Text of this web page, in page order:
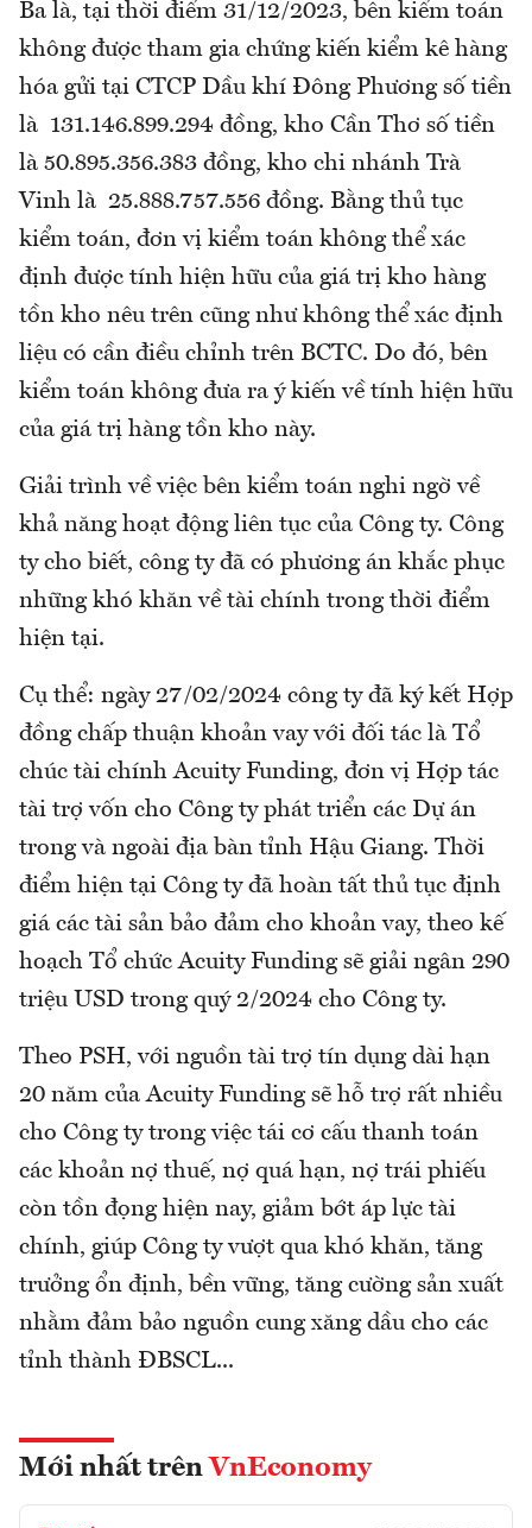
Ba là, tại thời điểm 31/12/2023, bên kiểm toán
không được tham gia chứng kiến kiểm kê hàng
hóa gửi tại CTCP Dầu khí Đông Phương số tiền
là 131.146.899.294 đồng, kho Cần Thơ số tiền
là 50.895.356.383 đồng, kho chi nhánh Trà
Vinh là 25.888.757.556 đồng. Bằng thủ tục
kiểm toán, đơn vị kiểm toán không thể xác
định được tính hiện hữu của giá trị kho hàng
tồn kho nêu trên cũng như không thể xác định
liệu có cần điều chỉnh trên BCTC. Do đó, bên
kiểm toán không đưa ra ý kiến về tính hiện hữu
của giá trị hàng tồn kho này.
Giải trình về việc bên kiểm toán nghi ngờ về
khả năng hoạt động liên tục của Công ty. Công
ty cho biết, công ty đã có phương án khắc phục
những khó khăn về tài chính trong thời điểm
hiện tại.
Cụ thể: ngày 27/02/2024 công ty đã ký kết Hợp
đồng chấp thuận khoản vay với đối tác là Tổ
chúc tài chính Acuity Funding, đơn vị Hợp tác
tài trợ vốn cho Công ty phát triển các Dự án
trong và ngoài địa bàn tỉnh Hậu Giang. Thời
điểm hiện tại Công ty đã hoàn tất thủ tục định
giá các tài sản bảo đảm cho khoản vay, theo kế
hoạch Tổ chức Acuity Funding sẽ giải ngân 290
triệu USD trong quý 2/2024 cho Công ty.
Theo PSH, với nguồn tài trợ tín dụng dài hạn
20 năm của Acuity Funding sẽ hỗ trợ rất nhiều
cho Công ty trong việc tái cơ cấu thanh toán
các khoản nợ thuế, nợ quá hạn, nợ trái phiếu
còn tồn đọng hiện nay, giảm bớt áp lực tài
chính, giúp Công ty vượt qua khó khăn, tăng
trưởng ổn định, bền vững, tăng cường sản xuất
nhằm đảm bảo nguồn cung xăng dầu cho các
tỉnh thành ĐBSCL...
Mới nhất trên VnEconomy